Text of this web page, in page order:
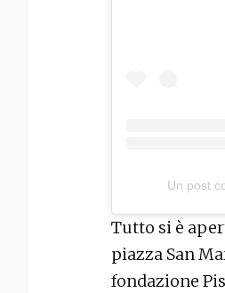
Un post
Tutto si è
piazza San
fondazione